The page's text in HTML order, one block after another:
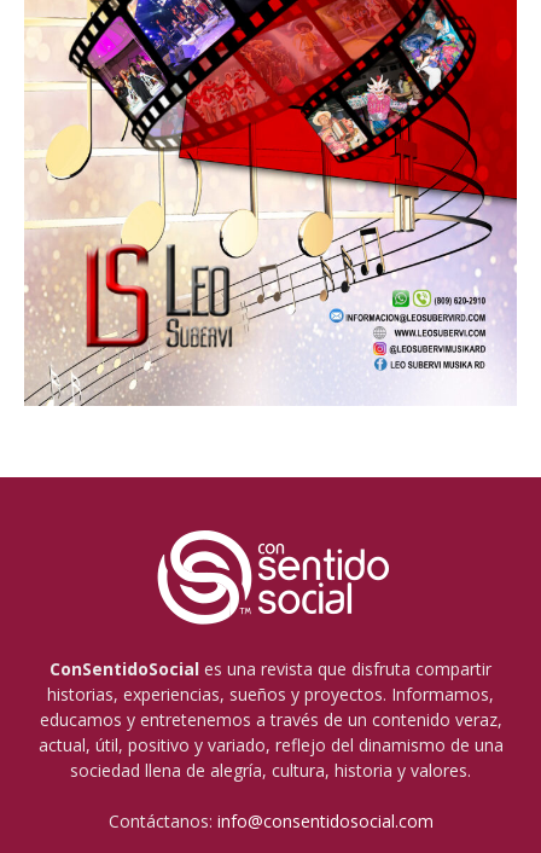
ConSentidoSocial es una revista que disfruta compartir
historias, experiencias, sueños y proyectos. Informamos,
educamos y entretenemos a través de un contenido veraz,
actual, útil, positivo y variado, reflejo del dinamismo de una
sociedad llena de alegría, cultura, historia y valores.
Contáctanos: info@consentidosocial.com